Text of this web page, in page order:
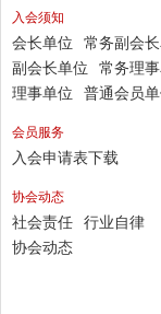
入会须知
会长单位
常务副会
副会长单位
常务理
理事单位
普通会员
会员服务
入会申请表下载
协会动态
社会责任
行业自律
协会动态